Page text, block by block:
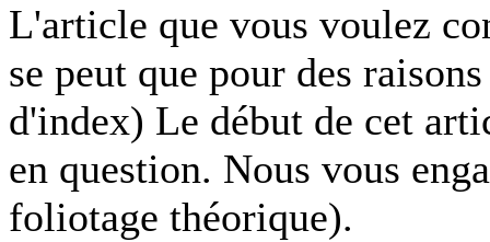
L'article que vous voulez
se peut que pour des
d'index) Le début de cet
en question. Nous vous
foliotage théorique).